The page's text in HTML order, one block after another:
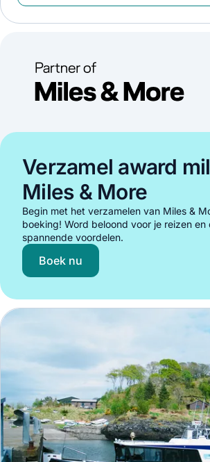
Verzamel award
Miles & More
Begin met het verzamelen van Miles &
boeking! Word beloond voor je reizen en
spannende voordelen.
Boek nu